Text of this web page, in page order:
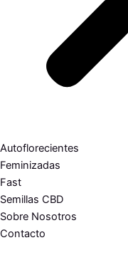
Autoflorecientes
Feminizadas
Fast
Semillas CBD
Sobre Nosotros
Contacto